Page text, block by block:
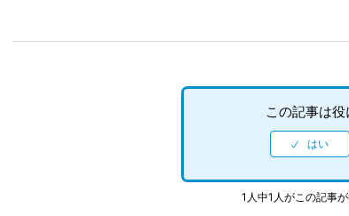
この記事は
1人中1人がこの記事